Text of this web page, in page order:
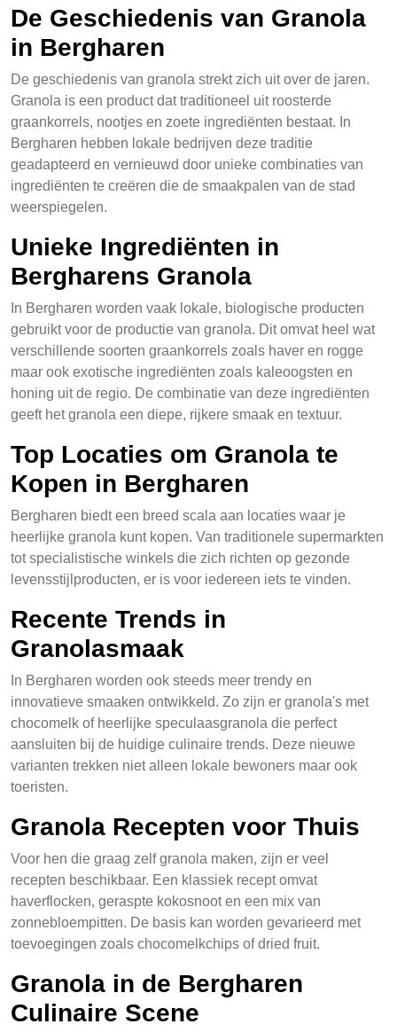
De Geschiedenis van Granola
in Bergharen
De geschiedenis van granola strekt zich uit over de jaren.
Granola is een product dat traditioneel uit roosterde
graankorrels, nootjes en zoete ingrediënten bestaat. In
Bergharen hebben lokale bedrijven deze traditie
geadapteerd en vernieuwd door unieke combinaties van
ingrediënten te creëren die de smaakpalen van de stad
weerspiegelen.
Unieke Ingrediënten in
Bergharens Granola
In Bergharen worden vaak lokale, biologische producten
gebruikt voor de productie van granola. Dit omvat heel wat
verschillende soorten graankorrels zoals haver en rogge
maar ook exotische ingrediënten zoals kaleoogsten en
honing uit de regio. De combinatie van deze ingrediënten
geeft het granola een diepe, rijkere smaak en textuur.
Top Locaties om Granola te
Kopen in Bergharen
Bergharen biedt een breed scala aan locaties waar je
heerlijke granola kunt kopen. Van traditionele supermarkten
tot specialistische winkels die zich richten op gezonde
levensstijlproducten, er is voor iedereen iets te vinden.
Recente Trends in
Granolasmaak
In Bergharen worden ook steeds meer trendy en
innovatieve smaaken ontwikkeld. Zo zijn er granola's met
chocomelk of heerlijke speculaasgranola die perfect
aansluiten bij de huidige culinaire trends. Deze nieuwe
varianten trekken niet alleen lokale bewoners maar ook
toeristen.
Granola Recepten voor Thuis
Voor hen die graag zelf granola maken, zijn er veel
recepten beschikbaar. Een klassiek recept omvat
haverflocken, geraspte kokosnoot en een mix van
zonnebloempitten. De basis kan worden gevarieerd met
toevoegingen zoals chocomelkchips of dried fruit.
Granola in de Bergharen
Culinaire Scene